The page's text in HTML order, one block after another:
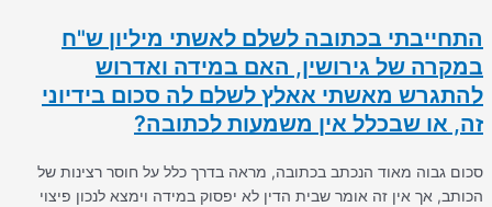
התחייבתי בכתובה לשלם לאשתי מיליון ש"ח
במקרה של גירושין, האם במידה ואדרוש
להתגרש מאשתי אאלץ לשלם לה סכום בידיוני
זה, או שבכלל אין משמעות לכתובה?
סכום גבוה מאוד הנכתב בכתובה, מראה בדרך כלל על חוסר רצינות של
הכותב, אך אין זה אומר שבית הדין לא יפסוק במידה וימצא לנכון פיצוי